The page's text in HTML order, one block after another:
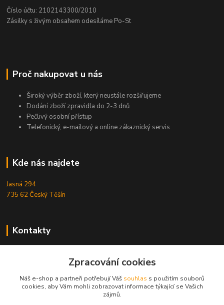
Číslo účtu: 2102143300/2010
Zásilky s živým obsahem odesíláme Po-St
Proč nakupovat u nás
Široký výběr zboží, který neustále rozšiřujeme
Dodání zboží zpravidla do 2-3 dnů
Pečlivý osobní přístup
Telefonický, e-mailový a online zákaznický servis
Kde nás najdete
Jasná 294
735 62 Český Těšín
Kontakty
+420724095453
info@reefhome.cz
Zpracování cookies
Náš e-shop a partneři potřebují Váš souhlas s použitím souborů
cookies, aby Vám mohli zobrazovat informace týkající se Vašich
zájmů.